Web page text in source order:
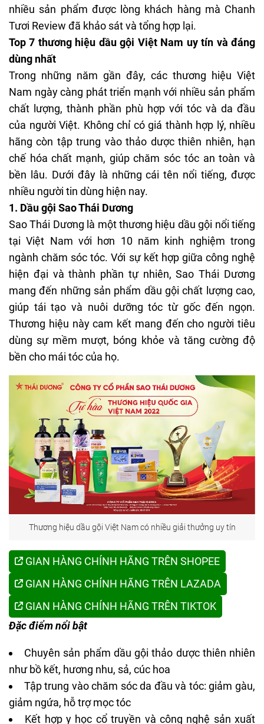
nhiều sản phẩm được lòng khách hàng mà Chanh
Tươi Review đã khảo sát và tổng hợp lại.
Top 7 thương hiệu dầu gội Việt Nam uy tín và đáng
dùng nhất
Trong những năm gần đây, các thương hiệu Việt
Nam ngày càng phát triển mạnh với nhiều sản phẩm
chất lượng, thành phần phù hợp với tóc và da đầu
của người Việt. Không chỉ có giá thành hợp lý, nhiều
hãng còn tập trung vào thảo dược thiên nhiên, hạn
chế hóa chất mạnh, giúp chăm sóc tóc an toàn và
bền lâu. Dưới đây là những cái tên nổi tiếng, được
nhiều người tin dùng hiện nay.
1. Dầu gội Sao Thái Dương
Sao Thái Dương là một thương hiệu dầu gội nổi tiếng
tại Việt Nam với hơn 10 năm kinh nghiệm trong
ngành chăm sóc tóc. Với sự kết hợp giữa công nghệ
hiện đại và thành phần tự nhiên, Sao Thái Dương
mang đến những sản phẩm dầu gội chất lượng cao,
giúp tái tạo và nuôi dưỡng tóc từ gốc đến ngọn.
Thương hiệu này cam kết mang đến cho người tiêu
dùng sự mềm mượt, bóng khỏe và tăng cường độ
bền cho mái tóc của họ.
Thương hiệu dầu gội Việt Nam có nhiều giải thưởng uy tín
GIAN HÀNG CHÍNH HÃNG TRÊN SHOPEE
GIAN HÀNG CHÍNH HÃNG TRÊN LAZADA
GIAN HÀNG CHÍNH HÃNG TRÊN TIKTOK
Đặc điểm nổi bật
Chuyên sản phẩm dầu gội thảo dượcthiên nhiên
như bồ kết, hương nhu, sả, cúc hoa
Tập trung vào chăm sóc da đầu và tóc: giảm gàu,
giảm ngứa, hỗ trợ mọc tóc
Kết hợp y học cổ truyền và công nghệ sản xuất